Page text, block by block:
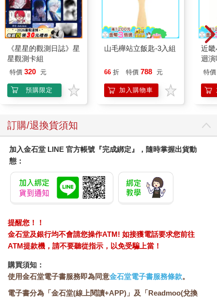
《星星的觀測日誌》星
星觀測卡組
特價 320 元
預購限定
山毛櫸站立飯匙-3入組
66 折 特價 788 元
加入購物車
近
迴演
特價
訂購/退換貨須知
加入金石堂 LINE 官方帳號『完成綁定』，隨時掌握出貨動
態：
提醒您！！
金石堂及銀行均不會請您操作ATM! 如接獲電話要求您前往
ATM提款機，請不要聽從指示，以免受騙上當！
購買須知：
使用金石堂電子書服務即為同意金石堂電子書服務條款。
電子書分為「金石堂(線上閱讀+APP)」及「Readmoo(兌換